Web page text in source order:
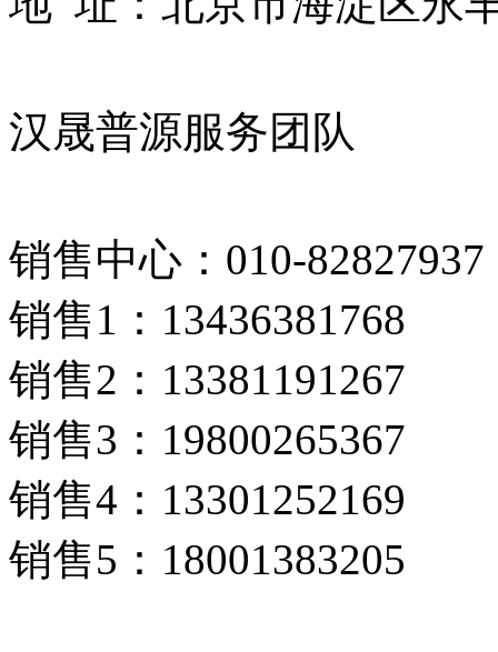
汉晟普源服务团队
销售中心：010-82827937
销售1：13436381768
销售2：13381191267
销售3：19800265367
销售4：13301252169
销售5：18001383205